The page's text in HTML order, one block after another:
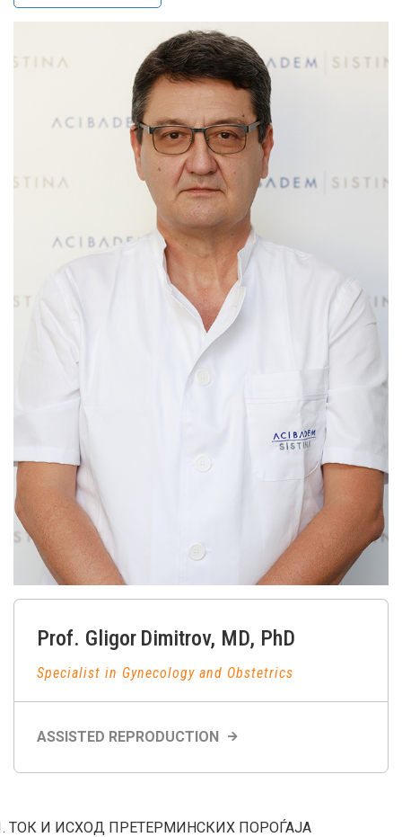
Prof. Gligor Dimitrov, MD, PhD
Specialist in Gynecology and Obstetrics
ASSISTED REPRODUCTION
ТОК И ИСХОД ПРЕТЕРМИНСКИХ ПОРОЃАЈА